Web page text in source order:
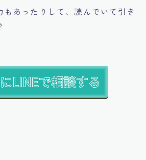
あったりして、読んでいて引き